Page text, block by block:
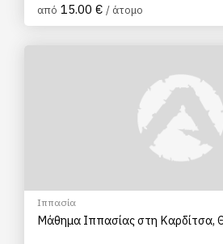
από 15.00 € / άτομο
Ιππασία
Μάθημα Ιππασίας στη Καρδίτσα,